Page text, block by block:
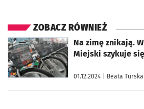
ZOBACZ RÓWNIEŻ
Na zimę znikają.
Miejski szykuje
01.12.2024 | Beata Turska
otworzy się w nowej karcie